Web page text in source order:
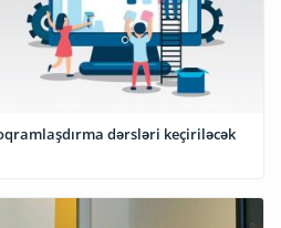
dərsləri keçiriləcək